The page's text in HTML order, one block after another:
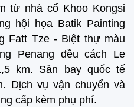
từ nhà cổ Khoo Kongsi
hội họa Batik Painting
Fatt Tze - Biệt thự màu
Penang đều cách Le
km. Sân bay quốc tế
Dịch vụ vận chuyển và
cấp kèm phụ phí.